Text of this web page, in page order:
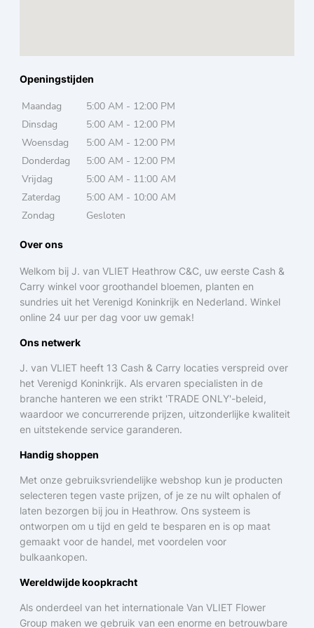
Openingstijden
Maandag
5:00 AM - 12:00 PM
Dinsdag
5:00 AM - 12:00 PM
Woensdag
5:00 AM - 12:00 PM
Donderdag
5:00 AM - 12:00 PM
Vrijdag
5:00 AM - 11:00 AM
Zaterdag
5:00 AM - 10:00 AM
Zondag
Gesloten
Over ons
Welkom bij J. van VLIET Heathrow C&C, uw eerste Cash &
Carry winkel voor groothandel bloemen, planten en
sundries uit het Verenigd Koninkrijk en Nederland. Winkel
online 24 uur per dag voor uw gemak!
Ons netwerk
J. van VLIET heeft 13 Cash & Carry locaties verspreid over
het Verenigd Koninkrijk. Als ervaren specialisten in de
branche hanteren we een strikt 'TRADE ONLY'-beleid,
waardoor we concurrerende prijzen, uitzonderlijke kwaliteit
en uitstekende service garanderen.
Handig shoppen
Met onze gebruiksvriendelijke webshop kun je producten
selecteren tegen vaste prijzen, of je ze nu wilt ophalen of
laten bezorgen bij jou in Heathrow. Ons systeem is
ontworpen om u tijd en geld te besparen en is op maat
gemaakt voor de handel, met voordelen voor
bulkaankopen.
Wereldwijde koopkracht
Als onderdeel van het internationale Van VLIET Flower
Group maken we gebruik van een enorme en betrouwbare